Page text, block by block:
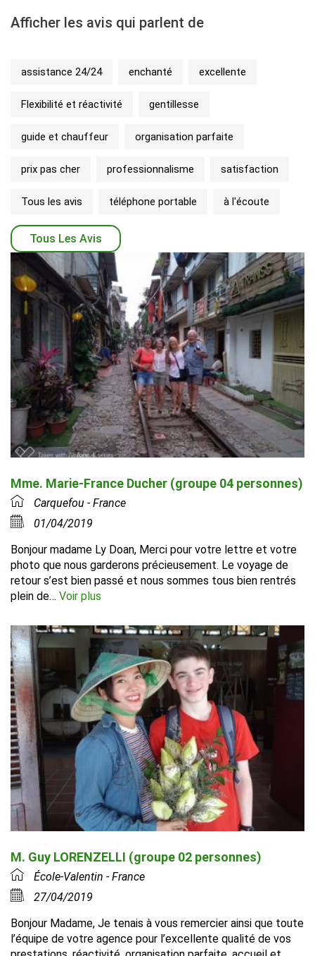
Afficher les avis qui parlent de
assistance 24/24 enchanté excellente
Flexibilité et réactivité gentillesse
guide et chauffeur organisation parfaite
prix pas cher professionnalisme satisfaction
Tous les avis téléphone portable à l'écoute
Tous Les Avis
Mme. Marie-France Ducher (groupe 04 personnes)
Carquefou - France
01/04/2019
Bonjour madame Ly Doan, Merci pour votre lettre et votre
photo que nous garderons précieusement. Le voyage de
retour s’est bien passé et nous sommes tous bien rentrés
plein de… Voir plus
M. Guy LORENZELLI (groupe 02 personnes)
École-Valentin - France
27/04/2019
Bonjour Madame, Je tenais à vous remercier ainsi que toute
l’équipe de votre agence pour l’excellente qualité de vos